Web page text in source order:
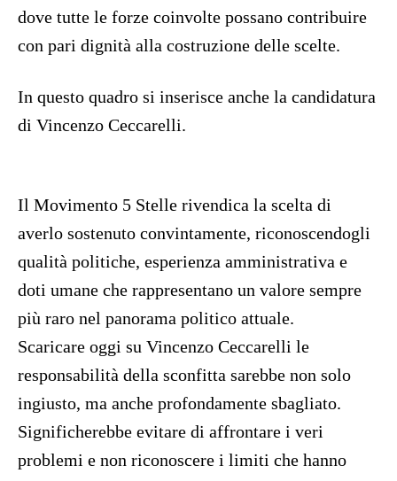
dove tutte le forze coinvolte possano contribuire
con pari dignità alla costruzione delle scelte.
In questo quadro si inserisce anche la candidatura
di Vincenzo Ceccarelli.
Il Movimento 5 Stelle rivendica la scelta di
averlo sostenuto convintamente, riconoscendogli
qualità politiche, esperienza amministrativa e
doti umane che rappresentano un valore sempre
più raro nel panorama politico attuale.
Scaricare oggi su Vincenzo Ceccarelli le
responsabilità della sconfitta sarebbe non solo
ingiusto, ma anche profondamente sbagliato.
Significherebbe evitare di affrontare i veri
problemi e non riconoscere i limiti che hanno